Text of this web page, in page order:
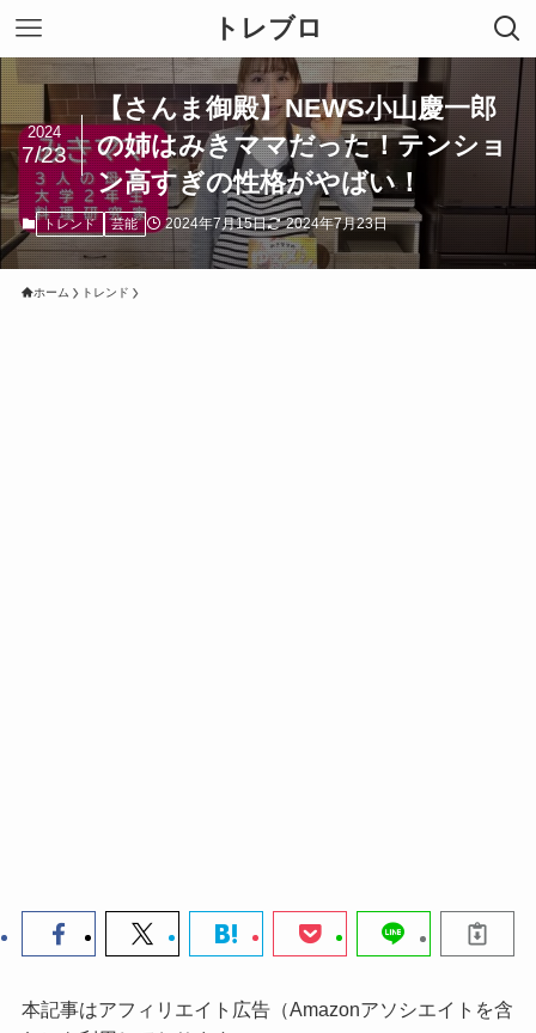
トレブロ
【さんま御殿】NEWS小山慶一郎
の姉はみきママだった！テンショ
ン高すぎの性格がやばい！
2024
7/23
トレンド 芸能 2024年7月15日 2024年7月23日
ホーム トレンド
本記事はアフィリエイト広告（Amazonアソシエイトを含